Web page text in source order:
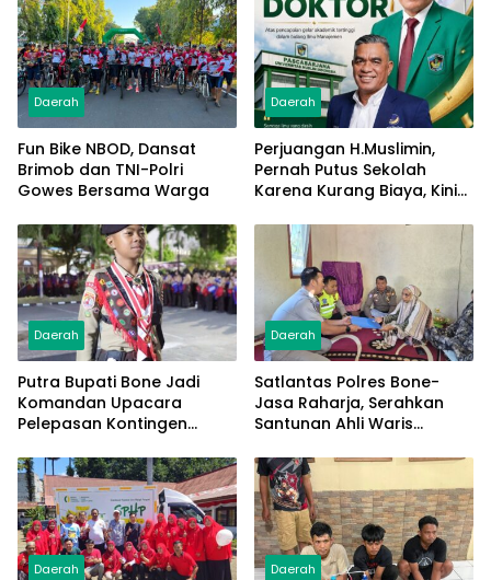
Daerah
Fun Bike NBOD, Dansat
Brimob dan TNI-Polri
Gowes Bersama Warga
Daerah
Perjuangan H.Muslimin,
Pernah Putus Sekolah
Karena Kurang Biaya, Kini
Manajemen
Daerah
Putra Bupati Bone Jadi
Komandan Upacara
Pelepasan Kontingen
Daerah
Satlantas Polres Bone-
Jasa Raharja, Serahkan
Santunan Ahli Waris
Rp50 Juta
Daerah Daerah